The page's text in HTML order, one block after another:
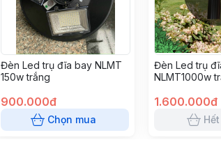
Đèn Led trụ đĩa bay NLMT
150w trắng
900.000đ
Chọn mua
Đèn Led trụ
NLMT1000w
1.600.000đ